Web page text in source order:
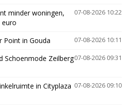
07-08-2026 10:22
minder woningen,
euro
07-08-2026 10:11
Point in Gouda
07-08-2026 09:31
Schoenmode Zeilberg
07-08-2026 09:10
in Cityplaza